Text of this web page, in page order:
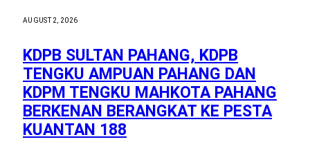
AUGUST 2, 2026
KDPB SULTAN PAHANG, KDPB
TENGKU AMPUAN PAHANG DAN
KDPM TENGKU MAHKOTA PAHANG
BERKENAN BERANGKAT KE PESTA
KUANTAN 188